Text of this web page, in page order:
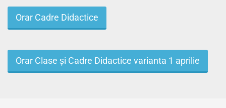
Orar Cadre Didactice
Orar Clase și Cadre Didactice varianta 1 aprilie